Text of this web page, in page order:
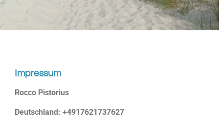
Impressum
Rocco Pistorius
Deutschland: +4917621737627